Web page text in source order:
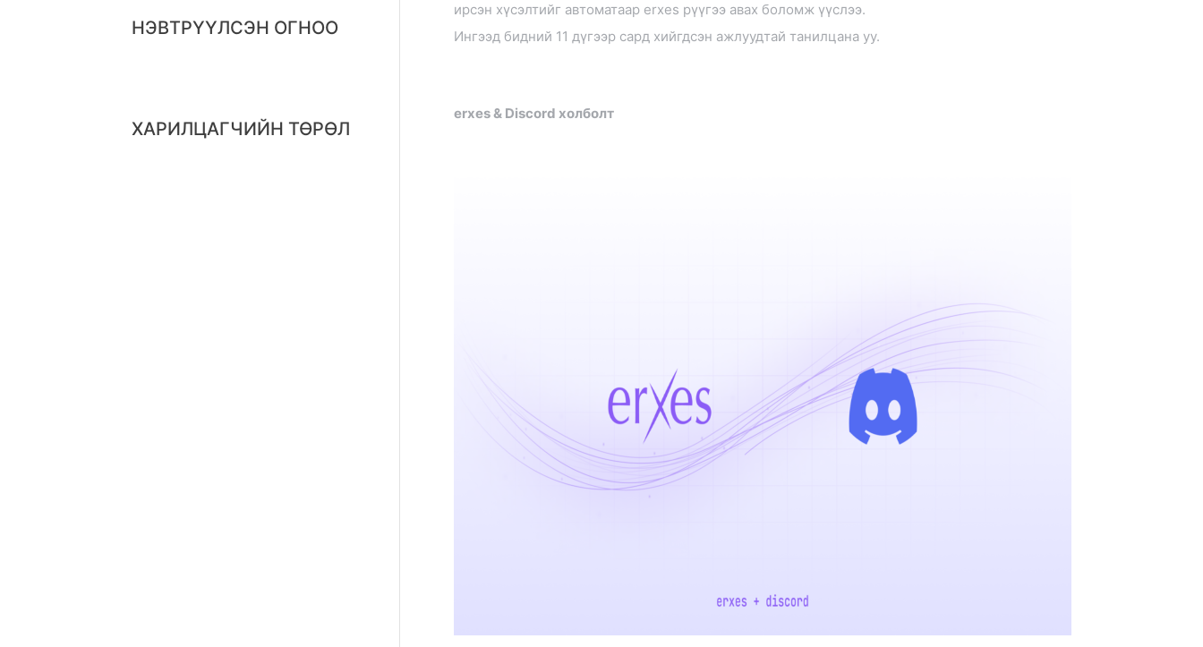
ирсэн хүсэлтийг автоматаар erxes рүүгээ авах боломж үүслээ.
Ингээд бидний 11 дүгээр сард хийгдсэн ажлуудтай танилцана уу.
erxes & Discord холболт
НЭВТРҮҮЛСЭН ОГНОО
ХАРИЛЦАГЧИЙН ТӨРӨЛ